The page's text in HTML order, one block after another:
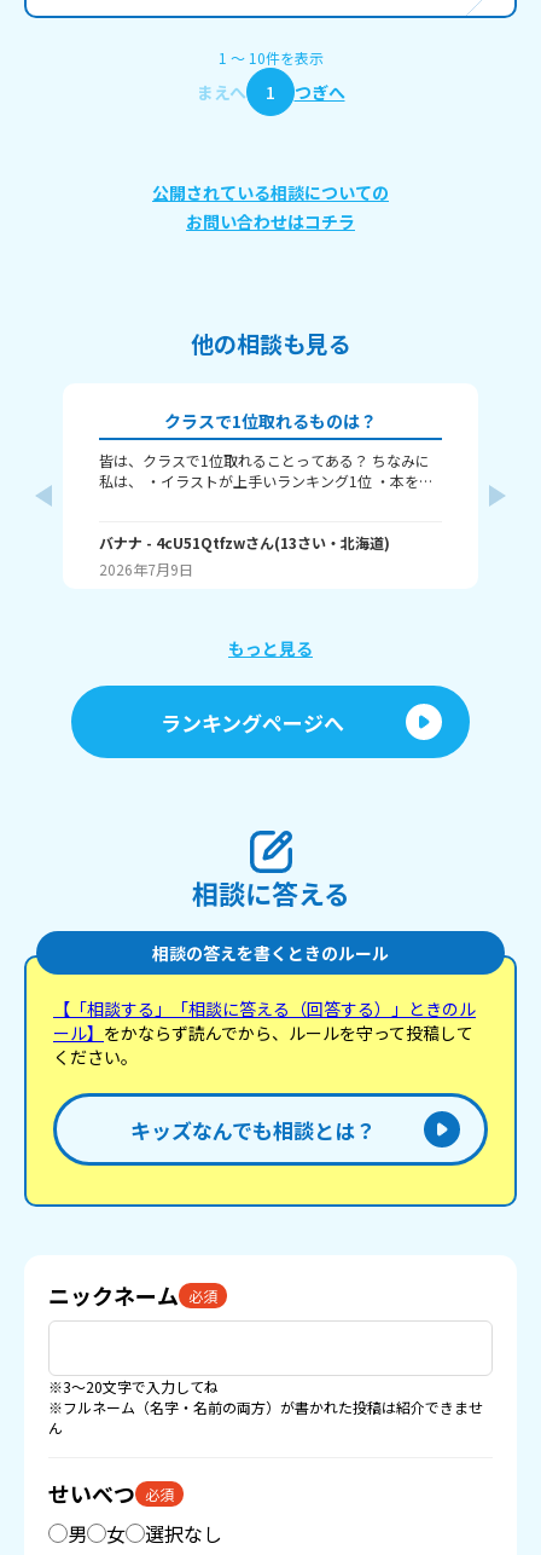
1 〜 10件を表示
まえへ 1 つぎへ
公開されている相談についての
お問い合わせはコチラ
他の相談も見る
クラスで1位取れるものは？
皆は、クラスで1位取れることってある？ ちなみに
私は、 ・イラストが上手いランキング1位 ・本を読
ングで1位取れる？ 書いてくれたら嬉しいです！ じ
ゃね。
バナナ - 4cU51Qtfzwさん(13さい・ 北海道)
2026年7月9日
もっと見る
ランキングページへ
相談に答える
相談の答えを書くときのルール
【「相談する」「相談に答える（回答する）」ときのル
ール】 をかならず読んでから、ルールを守って投稿して
ください。
キッズなんでも相談とは？
ニックネーム 必須
※3〜20文字で入力してね
※フルネーム（名字・名前の両方）が書かれた投稿は紹介できませ
ん
せいべつ 必須
男 女 選択なし